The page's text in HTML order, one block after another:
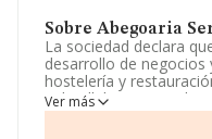
Sobre Abegoaria
La sociedad declara
desarrollo de negocios
hostelería y
y detall, la
distribución y
Ver más